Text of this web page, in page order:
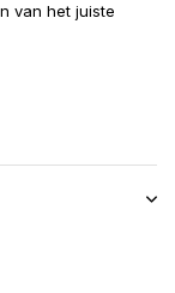
van het juiste